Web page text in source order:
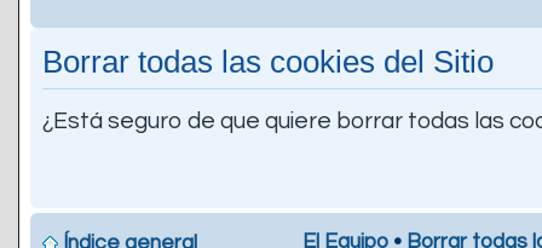
Borrar todas las cookies del Sitio
¿Está seguro de que quiere borrar todas las
Índice general El Equipo • Borrar todas